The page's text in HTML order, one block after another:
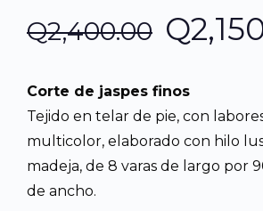
Q2,400.00 El
era:
Q
Corte de jaspes finos
Tejido en telar de pie, con
multicolor, elaborado con hilo
madeja, de 8 varas de largo por
de ancho.